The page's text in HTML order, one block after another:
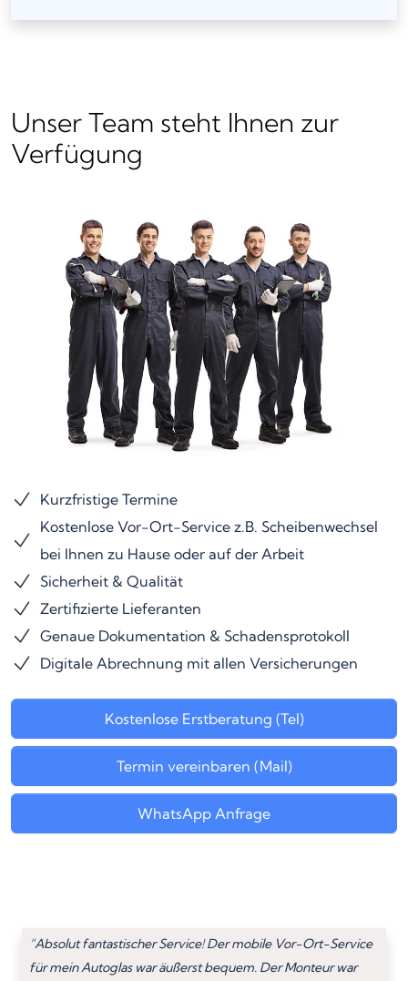
Unser Team steht Ihnen zur
Verfügung
Kurzfristige Termine
Kostenlose Vor-Ort-Service z.B. Scheibenwechsel
bei Ihnen zu Hause oder auf der Arbeit
Sicherheit & Qualität
Zertifizierte Lieferanten
Genaue Dokumentation & Schadensprotokoll
Digitale Abrechnung mit allen Versicherungen
Kostenlose Erstberatung (Tel)
Termin vereinbaren (Mail)
WhatsApp Anfrage
“Absolut fantastischer Service! Der mobile Vor-Ort-Service
für mein Autoglas war äußerst bequem. Der Monteur war